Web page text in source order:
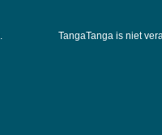
TangaTanga is niet